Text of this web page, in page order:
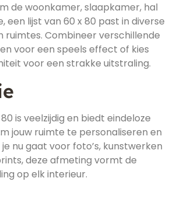
de woonkamer, slaapkamer, hal
een lijst van 60 x 80 past in diverse
ruimtes. Combineer verschillende
voor een speels effect of kies
voor een strakke uitstraling.
is veelzijdig en biedt eindeloze
jouw ruimte te personaliseren en
nu gaat voor foto’s, kunstwerken
deze afmeting vormt de
op elk interieur.